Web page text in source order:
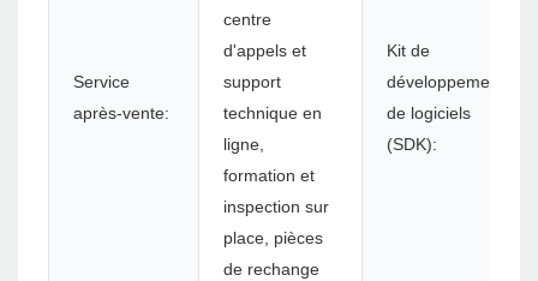
Service
après-vente:
centre
d'appels et
support
technique en
ligne,
formation et
inspection sur
place, pièces
de rechange
Kit de
développement
de logiciels
(SDK):